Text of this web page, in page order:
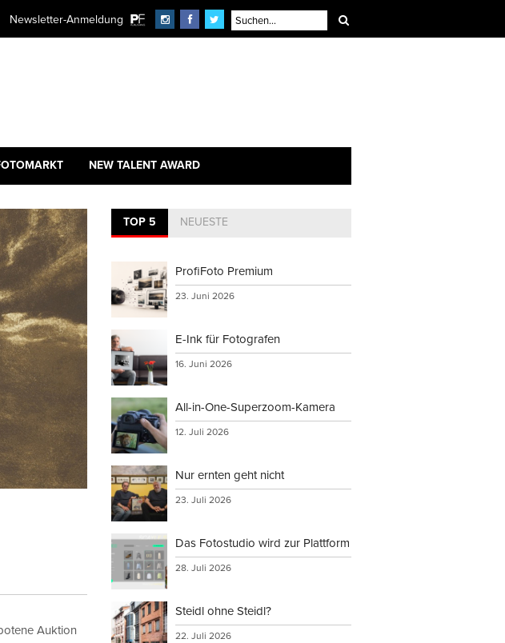
Newsletter-Anmeldung
NEW TALENT AWARD
Auktion
TOP 5 NEUESTE
ProfiFoto Premium
23. Juni 2026
E-Ink für Fotografen
16. Juni 2026
All-in-One-Superzoom-Kamera
12. Juli 2026
Nur ernten geht nicht
23. Juli 2026
Das Fotostudio wird zur Plattform
28. Juli 2026
Steidl ohne Steidl?
22. Juli 2026